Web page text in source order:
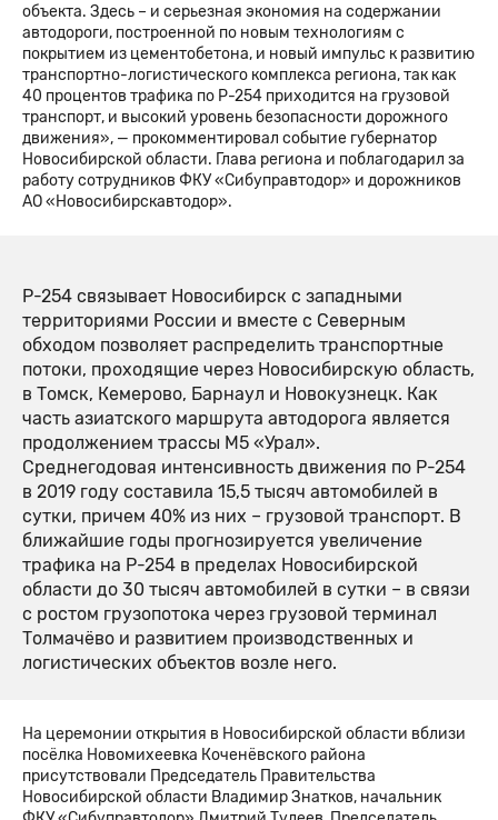
объекта. Здесь – и серьезная экономия на содержании
автодороги, построенной по новым технологиям с
покрытием из цементобетона, и новый импульс к развитию
транспортно-логистического комплекса региона, так как
40 процентов трафика по Р-254 приходится на грузовой
транспорт, и высокий уровень безопасности дорожного
движения», — прокомментировал событие губернатор
Новосибирской области. Глава региона и поблагодарил за
работу сотрудников ФКУ «Сибуправтодор» и дорожников
АО «Новосибирскавтодор».
Р-254 связывает Новосибирск с западными
территориями России и вместе с Северным
обходом позволяет распределить транспортные
потоки, проходящие через Новосибирскую область,
в Томск, Кемерово, Барнаул и Новокузнецк. Как
часть азиатского маршрута автодорога является
продолжением трассы М5 «Урал».
Среднегодовая интенсивность движения по Р-254
в 2019 году составила 15,5 тысяч автомобилей в
сутки, причем 40% из них – грузовой транспорт. В
ближайшие годы прогнозируется увеличение
трафика на Р-254 в пределах Новосибирской
области до 30 тысяч автомобилей в сутки – в связи
с ростом грузопотока через грузовой терминал
Толмачёво и развитием производственных и
логистических объектов возле него.
На церемонии открытия в Новосибирской области вблизи
посёлка Новомихеевка Коченёвского района
присутствовали Председатель Правительства
Новосибирской области Владимир Знатков, начальник